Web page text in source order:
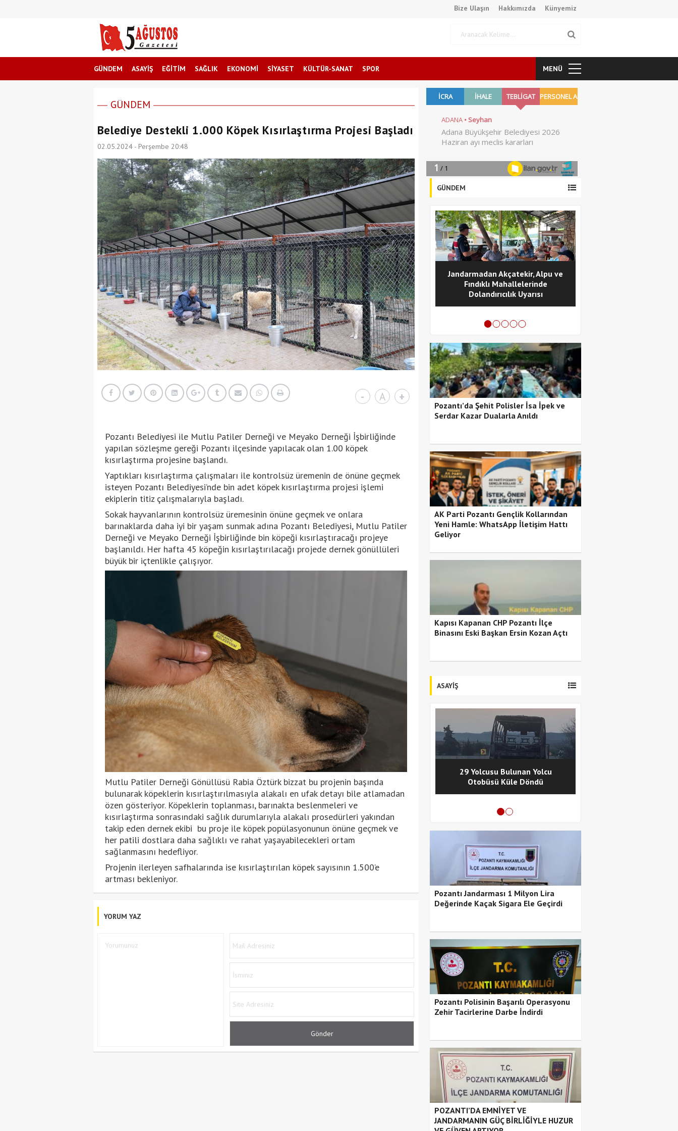
Bize Ulaşın Hakkımızda Künyemiz
GÜNDEM ASAYİŞ EĞİTİM SAĞLIK EKONOMİ SİYASET KÜLTÜR-SANAT SPOR MENÜ
GÜNDEM
Belediye Destekli 1.000 Köpek Kısırlaştırma Projesi Başladı
02.05.2024 - Perşembe 20:48
- A +
Pozantı Belediyesi ile Mutlu Patiler Derneği ve Meyako Derneği İşbirliğinde
yapılan sözleşme gereği Pozantı ilçesinde yapılacak olan 1.00 köpek
kısırlaştırma projesine başlandı.
Yaptıkları kısırlaştırma çalışmaları ile kontrolsüz üremenin de önüne geçmek
isteyen Pozantı Belediyesi’nde bin adet köpek kısırlaştırma projesi işlemi
ekiplerin titiz çalışmalarıyla başladı.
Sokak hayvanlarının kontrolsüz üremesinin önüne geçmek ve onlara
barınaklarda daha iyi bir yaşam sunmak adına Pozantı Belediyesi, Mutlu Patiler
Derneği ve Meyako Derneği İşbirliğinde bin köpeği kısırlaştıracağı projeye
başlanıldı. Her hafta 45 köpeğin kısırlaştırılacağı projede dernek gönüllüleri
büyük bir içtenlikle çalışıyor.
Mutlu Patiler Derneği Gönüllüsü Rabia Öztürk bizzat bu projenin başında
bulunarak köpeklerin kısırlaştırılmasıyla alakalı en ufak detayı bile atlamadan
özen gösteriyor. Köpeklerin toplanması, barınakta beslenmeleri ve
kısırlaştırma sonrasındaki sağlık durumlarıyla alakalı prosedürleri yakından
takip eden dernek ekibi bu proje ile köpek popülasyonunun önüne geçmek ve
her patili dostlara daha sağlıklı ve rahat yaşayabilecekleri ortam
sağlanmasını hedefliyor.
Projenin ilerleyen safhalarında ise kısırlaştırılan köpek sayısının 1.500’e
artması bekleniyor.
YORUM YAZ
GÜNDEM
Jandarmadan Akçatekir, Alpu ve
Fındıklı Mahallelerinde
Dolandırıcılık Uyarısı
1 2 3 4 5
Pozantı’da Şehit Polisler İsa İpek ve
Serdar Kazar Dualarla Anıldı
AK Parti Pozantı Gençlik Kollarından
Yeni Hamle: WhatsApp İletişim Hattı
Geliyor
Kapısı Kapanan CHP Pozantı İlçe
Binasını Eski Başkan Ersin Kozan Açtı
ASAYİŞ
29 Yolcusu Bulunan Yolcu
Otobüsü Küle Döndü
1 2
Pozantı Jandarması 1 Milyon Lira
Değerinde Kaçak Sigara Ele Geçirdi
Pozantı Polisinin Başarılı Operasyonu
Zehir Tacirlerine Darbe İndirdi
POZANTI’DA EMNİYET VE
JANDARMANIN GÜÇ BİRLİĞİYLE HUZUR